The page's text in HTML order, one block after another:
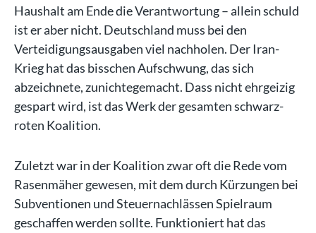
Haushalt am Ende die Verantwortung – allein schuld
ist er aber nicht. Deutschland muss bei den
Verteidigungsausgaben viel nachholen. Der Iran-
Krieg hat das bisschen Aufschwung, das sich
abzeichnete, zunichtegemacht. Dass nicht ehrgeizig
gespart wird, ist das Werk der gesamten schwarz-
roten Koalition.
Zuletzt war in der Koalition zwar oft die Rede vom
Rasenmäher gewesen, mit dem durch Kürzungen bei
Subventionen und Steuernachlässen Spielraum
geschaffen werden sollte. Funktioniert hat das